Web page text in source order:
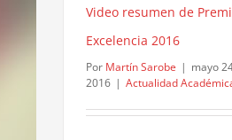
Video resumen de
Excelencia 2016
Por Martín Sarobe | mayo
2016 | Actualidad